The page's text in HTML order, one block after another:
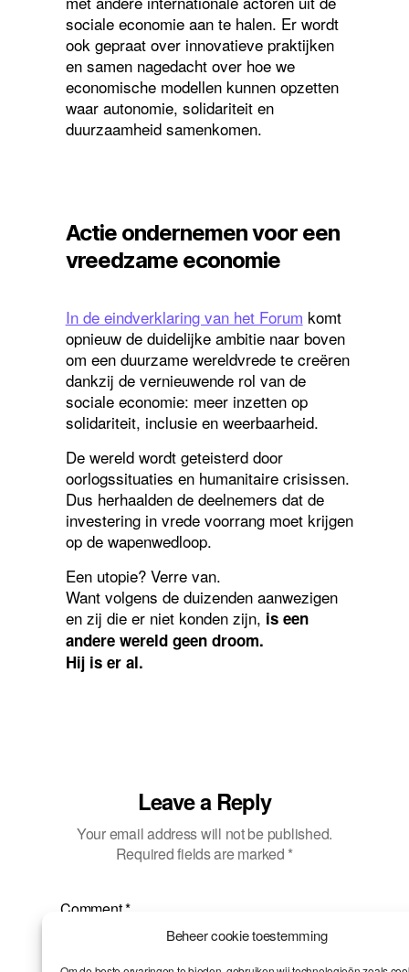
Beheer cookie toestemming
sociale economie aan te halen. Er wordt
ook gepraat over innovatieve praktijken
en samen nagedacht over hoe we
economische modellen kunnen opzetten
waar autonomie, solidariteit en
duurzaamheid samenkomen.
Actie ondernemen voor een
vreedzame economie
In de eindverklaring van het Forum komt
opnieuw de duidelijke ambitie naar boven
om een duurzame wereldvrede te creëren
dankzij de vernieuwende rol van de
sociale economie: meer inzetten op
solidariteit, inclusie en weerbaarheid.
De wereld wordt geteisterd door
oorlogssituaties en humanitaire crisissen.
Dus herhaalden de deelnemers dat de
investering in vrede voorrang moet krijgen
op de wapenwedloop.
Een utopie? Verre van.
Want volgens de duizenden aanwezigen
en zij die er niet konden zijn, is een
andere wereld geen droom.
Hij is er al.
Leave a Reply
Your email address will not be published.
Required fields are marked *
Comment*